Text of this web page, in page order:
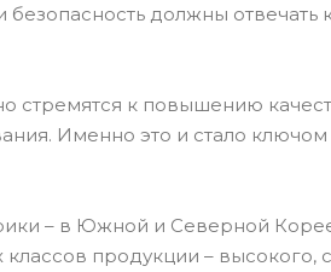
должны
стремятся к повышению
Именно это и стало
– в Южной и Северной
продукции –